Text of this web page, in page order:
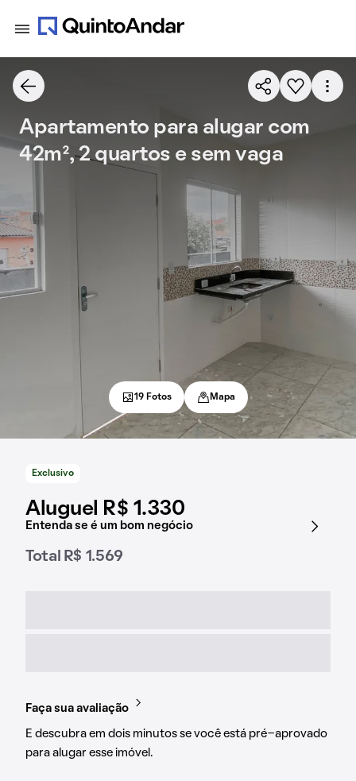
Exclusivo
Aluguel R$ 1.330
Entenda se é um bom negócio
Total R$ 1.569
Faça sua avaliação
E descubra em dois minutos se você está pré-aprovado
para alugar esse imóvel.
Apartamento para alugar com
42m², 2 quartos e sem vaga
19 Fotos Mapa